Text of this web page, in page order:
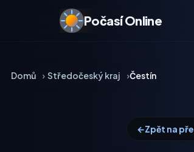
Počasí Online
Domů Středočeský kraj Čestín
←Zpět na